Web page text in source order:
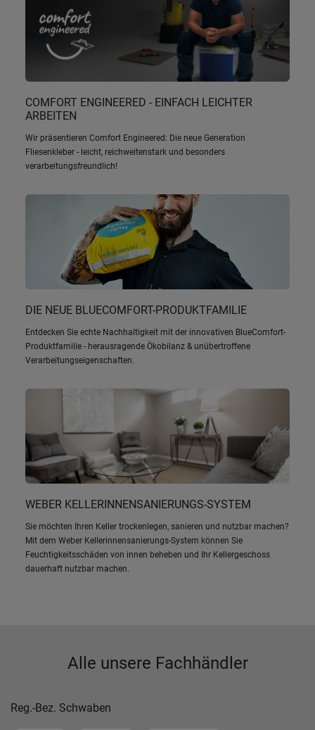
COMFORT ENGINEERED - EINFACH LEICHTER
ARBEITEN
Wir präsentieren Comfort Engineered: Die neue Generation
Fliesenkleber - leicht, reichweitenstark und besonders
verarbeitungsfreundlich!
DIE NEUE BLUECOMFORT-PRODUKTFAMILIE
Entdecken Sie echte Nachhaltigkeit mit der innovativen BlueComfort-
Produktfamilie - herausragende Ökobilanz & unübertroffene
Verarbeitungseigenschaften.
WEBER KELLERINNENSANIERUNGS-SYSTEM
Sie möchten Ihren Keller trockenlegen, sanieren und nutzbar machen?
Mit dem Weber Kellerinnensanierungs-System können Sie
Feuchtigkeitsschäden von innen beheben und Ihr Kellergeschoss
dauerhaft nutzbar machen.
Alle unsere Fachhändler
Reg.-Bez. Schwaben